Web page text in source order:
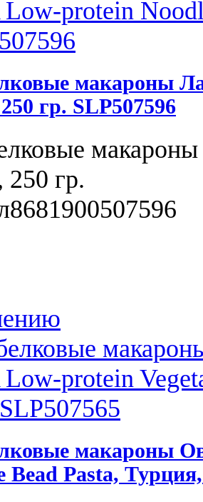
макароны
гр. SLP507596
250 гр.
8681900507596
макароны
Bead Pasta,